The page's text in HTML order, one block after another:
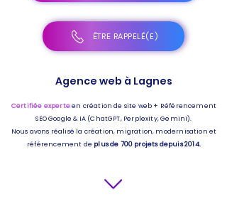
ÊTRE RAPPELÉ(E)
Agence web à Lagnes
Certifiée experteen création de site web + Référencement
SEO Google & IA (ChatGPT, Perplexity, Gemini).
Nous avons réalisé la création, migration, modernisation et
référencement de plus de 700 projets depuis 2014.